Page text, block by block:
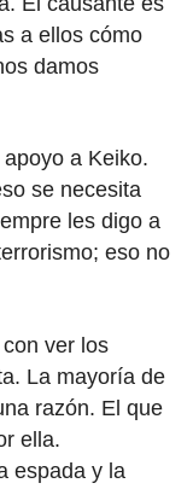
a ellos cómo
damos
a Keiko.
se necesita
les digo a
eso no
ver los
La mayoría de
razón. El que
ella.
espada y la